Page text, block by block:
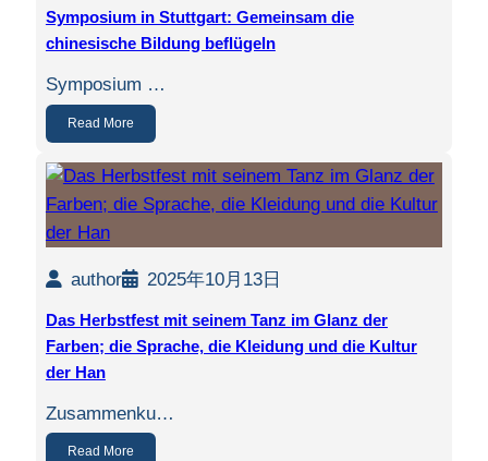
Symposium in Stuttgart: Gemeinsam die
chinesische Bildung beflügeln
Symposium …
Read More
author 2025年10月13日
Das Herbstfest mit seinem Tanz im Glanz der
Farben; die Sprache, die Kleidung und die Kultur
der Han
Zusammenku…
Read More